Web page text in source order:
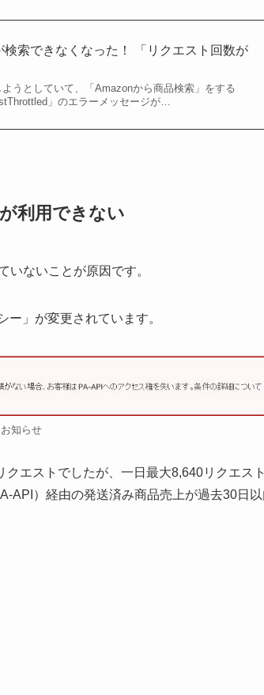
索できなくなった！ 「リクエスト回数が
うとしていて、「Amazonから商品検索」をする
」のエラーメッセージが…
利用できない
いないことが原因です。
」が変更されています。
知らせ
エストでしたが、一日最大8,640リクエスト
API）経由の発送済み商品売上が過去30日以